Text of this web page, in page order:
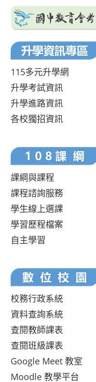
115多元升學網
升學考試資訊
升學進路資訊
各校獨招資訊
課綱與課程
課程諮詢服務
學生線上選課
學習歷程檔案
自主學習
校務行政系統
資料查詢系統
查閱教師課表
查閱班級課表
Google Meet 教室
Moodle 教學平台